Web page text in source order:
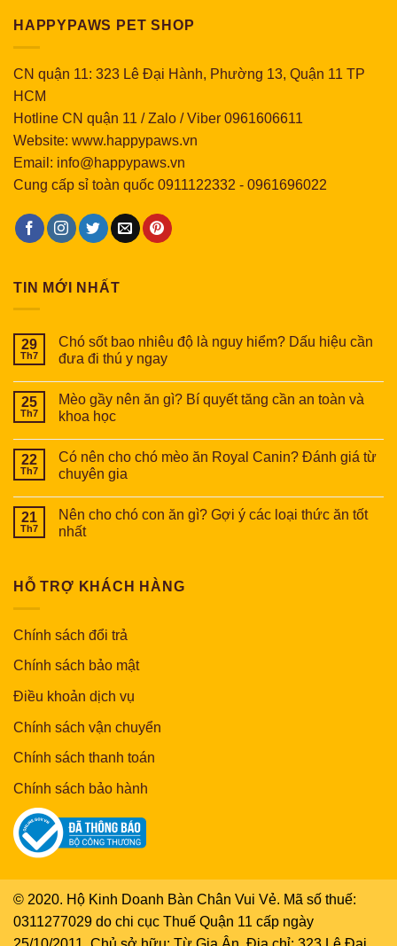
HAPPYPAWS PET SHOP
CN quận 11: 323 Lê Đại Hành, Phường 13, Quận 11 TP
HCM
Hotline CN quận 11 / Zalo / Viber 0961606611
Website: www.happypaws.vn
Email: info@happypaws.vn
Cung cấp sỉ toàn quốc 0911122332 - 0961696022
TIN MỚI NHẤT
29
Th7
Chó sốt bao nhiêu độ là nguy hiểm? Dấu hiệu cần
đưa đi thú y ngay
25
Th7
Mèo gầy nên ăn gì? Bí quyết tăng cần an toàn và
khoa học
22
Th7
Có nên cho chó mèo ăn Royal Canin? Đánh giá từ
chuyên gia
21
Th7
Nên cho chó con ăn gì? Gợi ý các loại thức ăn tốt
nhất
HỖ TRỢ KHÁCH HÀNG
Chính sách đổi trả
Chính sách bảo mật
Điều khoản dịch vụ
Chính sách vận chuyển
Chính sách thanh toán
Chính sách bảo hành
© 2020. Hộ Kinh Doanh Bàn Chân Vui Vẻ. Mã số thuế:
0311277029 do chi cục Thuế Quận 11 cấp ngày